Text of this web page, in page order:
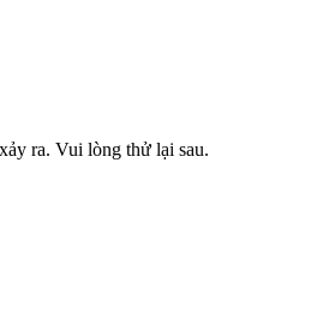
ra. Vui lòng thử lại sau.